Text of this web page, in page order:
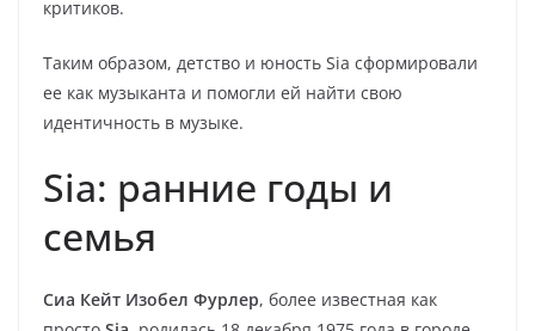
критиков.
Таким образом, детство и юность Sia сформировали
ее как музыканта и помогли ей найти свою
идентичность в музыке.
Sia: ранние годы и
семья
Сиа Кейт Изобел Фурлер, более известная как